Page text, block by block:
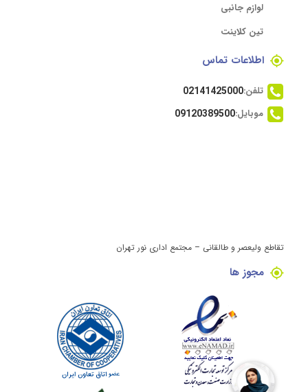
لوازم جانبی
تین کلاینت
اطلاعات تماس
تلفن:02141425000
موبایل:09120389500
تقاطع ولیعصر و طالقانی – مجتمع اداری نور تهران
مجوز ها